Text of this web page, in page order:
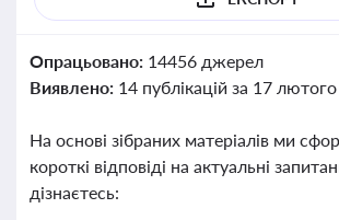
Опрацьовано: 14456 джерел
Виявлено: 14 публікацій за 17 лютого
На основі зібраних матеріалів ми
короткі відповіді на актуальні
дізнаєтесь: